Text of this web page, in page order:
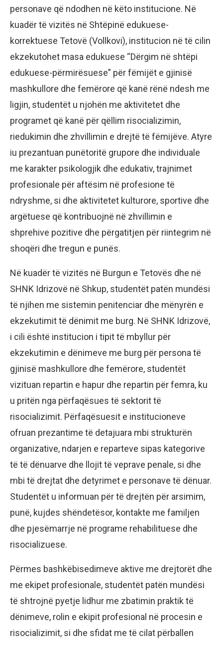
personave që ndodhen në këto institucione. Në
kuadër të vizitës në Shtëpinë edukuese-
korrektuese Tetovë (Vollkovi), institucion në të cilin
ekzekutohet masa edukuese “Dërgim në shtëpi
edukuese-përmirësuese” për fëmijët e gjinisë
mashkullore dhe femërore që kanë rënë ndesh me
ligjin, studentët u njohën me aktivitetet dhe
programet që kanë për qëllim risocializimin,
riedukimin dhe zhvillimin e drejtë të fëmijëve. Atyre
iu prezantuan punëtoritë grupore dhe individuale
me karakter psikologjik dhe edukativ, trajnimet
profesionale për aftësim në profesione të
ndryshme, si dhe aktivitetet kulturore, sportive dhe
argëtuese që kontribuojnë në zhvillimin e
shprehive pozitive dhe përgatitjen për riintegrim në
shoqëri dhe tregun e punës.
Në kuadër të vizitës në Burgun e Tetovës dhe në
SHNK Idrizovë në Shkup, studentët patën mundësi
të njihen me sistemin penitenciar dhe mënyrën e
ekzekutimit të dënimit me burg. Në SHNK Idrizovë,
i cili është institucion i tipit të mbyllur për
ekzekutimin e dënimeve me burg për persona të
gjinisë mashkullore dhe femërore, studentët
vizituan repartin e hapur dhe repartin për femra, ku
u pritën nga përfaqësues të sektorit të
risocializimit. Përfaqësuesit e institucioneve
ofruan prezantime të detajuara mbi strukturën
organizative, ndarjen e reparteve sipas kategorive
të të dënuarve dhe llojit të veprave penale, si dhe
mbi të drejtat dhe detyrimet e personave të dënuar.
Studentët u informuan për të drejtën për arsimim,
punë, kujdes shëndetësor, kontakte me familjen
dhe pjesëmarrje në programe rehabilituese dhe
risocializuese.
Përmes bashkëbisedimeve aktive me drejtorët dhe
me ekipet profesionale, studentët patën mundësi
të shtrojnë pyetje lidhur me zbatimin praktik të
dënimeve, rolin e ekipit profesional në procesin e
risocializimit, si dhe sfidat me të cilat përballen